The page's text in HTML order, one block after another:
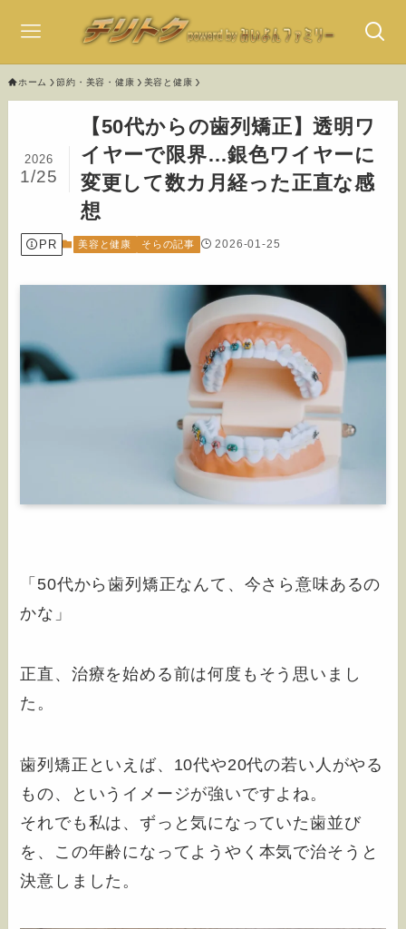
ホーム 節約・美容・健康 美容と健康
【50代からの歯列矯正】透明ワ
イヤーで限界…銀色ワイヤーに
変更して数カ月経った正直な感
想
2026
1/25
PR 美容と健康 そらの記事 2026-01-25
「50代から歯列矯正なんて、今さら意味あるの
かな」
正直、治療を始める前は何度もそう思いまし
た。
歯列矯正といえば、10代や20代の若い人がやる
もの、というイメージが強いですよね。
それでも私は、ずっと気になっていた歯並び
を、この年齢になってようやく本気で治そうと
決意しました。